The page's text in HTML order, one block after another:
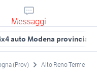
Messaggi
auto Modena provincia
(Prov) Alto Reno Terme